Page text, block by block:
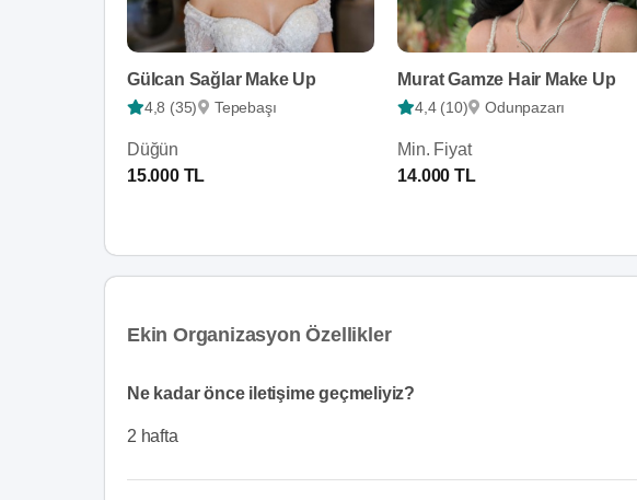
Gülcan Sağlar Make Up
4,8 (35) Tepebaşı
Düğün
15.000 TL
Murat Gamze Hair Make Up
4,4 (10) Odunpazarı
Min. Fiyat
14.000 TL
Ekin Organizasyon Özellikler
Ne kadar önce iletişime geçmeliyiz?
2 hafta